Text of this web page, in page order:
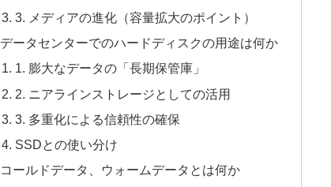
3. メディアの進化（容量拡大のポイント）
データセンターでのハードディスクの用途は何か
1. 膨大なデータの「長期保管庫」
2. ニアラインストレージとしての活用
3. 多重化による信頼性の確保
SSDとの使い分け
コールドデータ、ウォームデータとは何か